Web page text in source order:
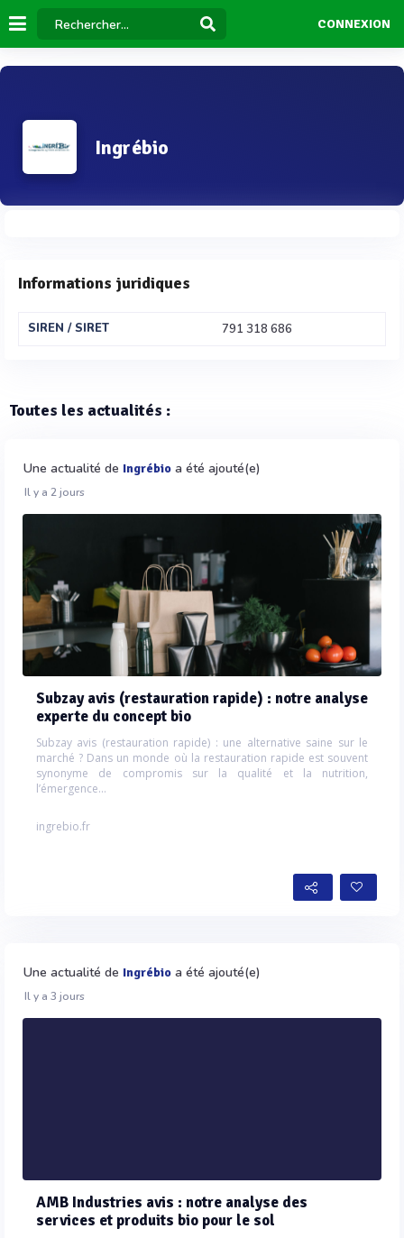
CONNEXION
Ingrébio
Informations juridiques
SIREN / SIRET 791 318 686
Toutes les actualités :
Une actualité de Ingrébio a été ajouté(e)
Il y a 2 jours
Subzay avis (restauration rapide) : notre analyse
experte du concept bio
Subzay avis (restauration rapide) : une alternative saine sur le
marché ? Dans un monde où la restauration rapide est souvent
synonyme de compromis sur la qualité et la nutrition,
l’émergence...
ingrebio.fr
Une actualité de Ingrébio a été ajouté(e)
Il y a 3 jours
AMB Industries avis : notre analyse des
services et produits bio pour le sol